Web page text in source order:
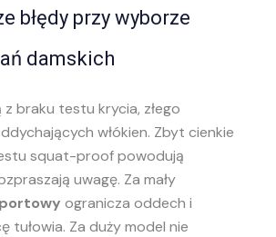
błędy przy wyborze
damskich
z braku testu krycia, złego
włókien. Zbyt cienkie
squat-proof powodują
uwagę. Za mały
ogranicza oddech i
tułowia. Za duży model nie